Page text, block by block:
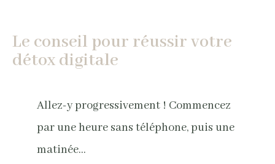
Le conseil pour réussir votre
détox digitale
Allez-y progressivement ! Commencez
par une heure sans téléphone, puis une
matinée…